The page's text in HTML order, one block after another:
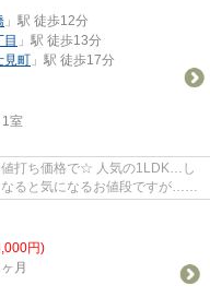
」駅 徒歩12分
目 」駅 徒歩13分
見町 」駅 徒歩17分
1室
打ち価格で☆ 人気の1LDK…し
ると気になるお値段ですが…大
円)
月